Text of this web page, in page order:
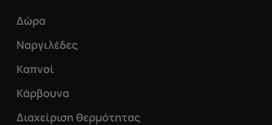
Δώρα
Ναργιλέδες
Καπνοί
Κάρβουνα
Διαχείριση θερμότητας